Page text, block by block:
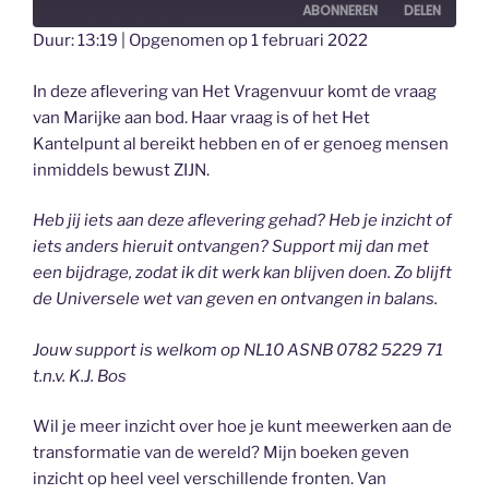
ABONNEREN DELEN
RSS FEED
LINK
EMBED
Duur: 13:19 Opgenomen op 1 februari 2022
In deze aflevering van Het Vragenvuur komt de vraag
van Marijke aan bod. Haar vraag is of het Het
Kantelpunt al bereikt hebben en of er genoeg mensen
inmiddels bewust ZIJN.
Heb jij iets aan deze aflevering gehad? Heb je inzicht of
iets anders hieruit ontvangen? Support mij dan met
een bijdrage, zodat ik dit werk kan blijven doen. Zo blijft
de Universele wet van geven en ontvangen in balans.
Jouw support is welkom op NL10 ASNB 0782 5229 71
t.n.v. K.J. Bos
Wil je meer inzicht over hoe je kunt meewerken aan de
transformatie van de wereld? Mijn boeken geven
inzicht op heel veel verschillende fronten. Van